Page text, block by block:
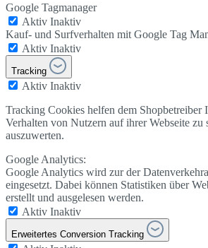
Google Tagmanager
Aktiv Inaktiv
Kauf- und Surfverhalten mit Google Tag
Aktiv Inaktiv
Tracking
Aktiv Inaktiv
Tracking Cookies helfen dem Shopbetreiber
Verhalten von Nutzern auf ihrer Webseite zu
auszuwerten.
Google Analytics:
Google Analytics wird zur der
eingesetzt. Dabei können Statistiken über
erstellt und ausgelesen werden.
Aktiv Inaktiv
Erweitertes Conversion Tracking